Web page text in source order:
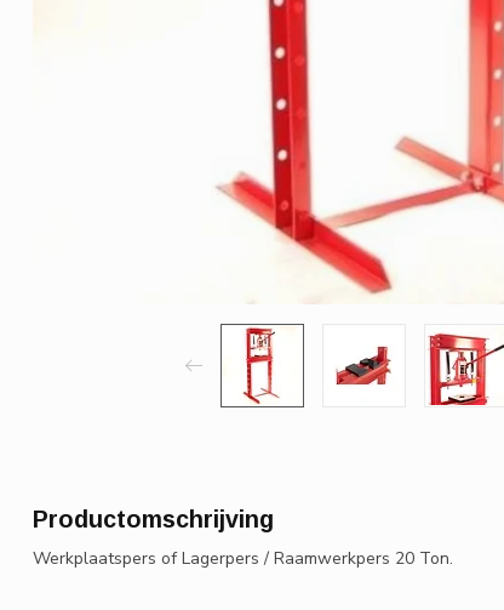
Productomschrijving
Werkplaatspers of Lagerpers / Raamwerkpers 20 Ton.